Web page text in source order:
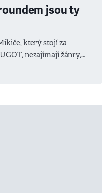
jsou ty
který stojí za
nezajímají žánry,